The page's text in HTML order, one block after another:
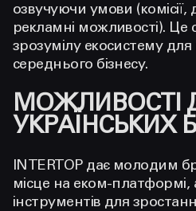
озвучуючи умови (комісії,
рекламні можливості). Це
зрозумілу екосистему для
середнього бізнесу.
МОЖЛИВОСТІ
УКРАЇНСЬКИХ
INTERTOP дає молодим
місце на еком-платформі,
інструментів для